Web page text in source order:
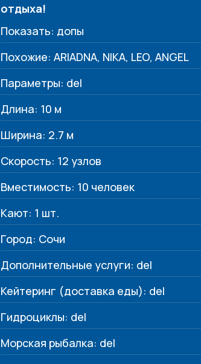
отдыха!
Показать: допы
Похожие: ARIADNA, NIKA, LEO, ANGEL
Параметры: del
Длина: 10 м
Ширина: 2.7 м
Скорость: 12 узлов
Вместимость: 10 человек
Кают: 1 шт.
Город: Сочи
Дополнительные услуги: del
Кейтеринг (доставка еды): del
Гидроциклы: del
Морская рыбалка: del